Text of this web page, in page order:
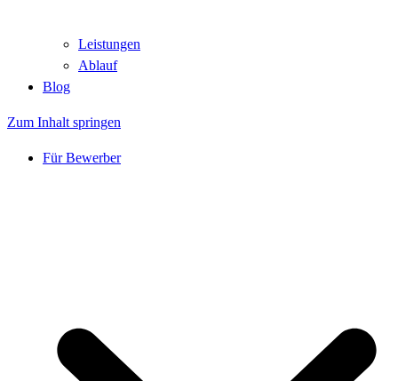
Leistungen
Ablauf
Blog
Zum Inhalt springen
Für Bewerber